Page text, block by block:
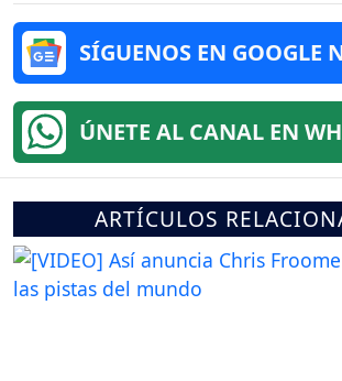
SÍGUENOS EN GOOGLE
ÚNETE AL CANAL EN
ARTÍCULOS